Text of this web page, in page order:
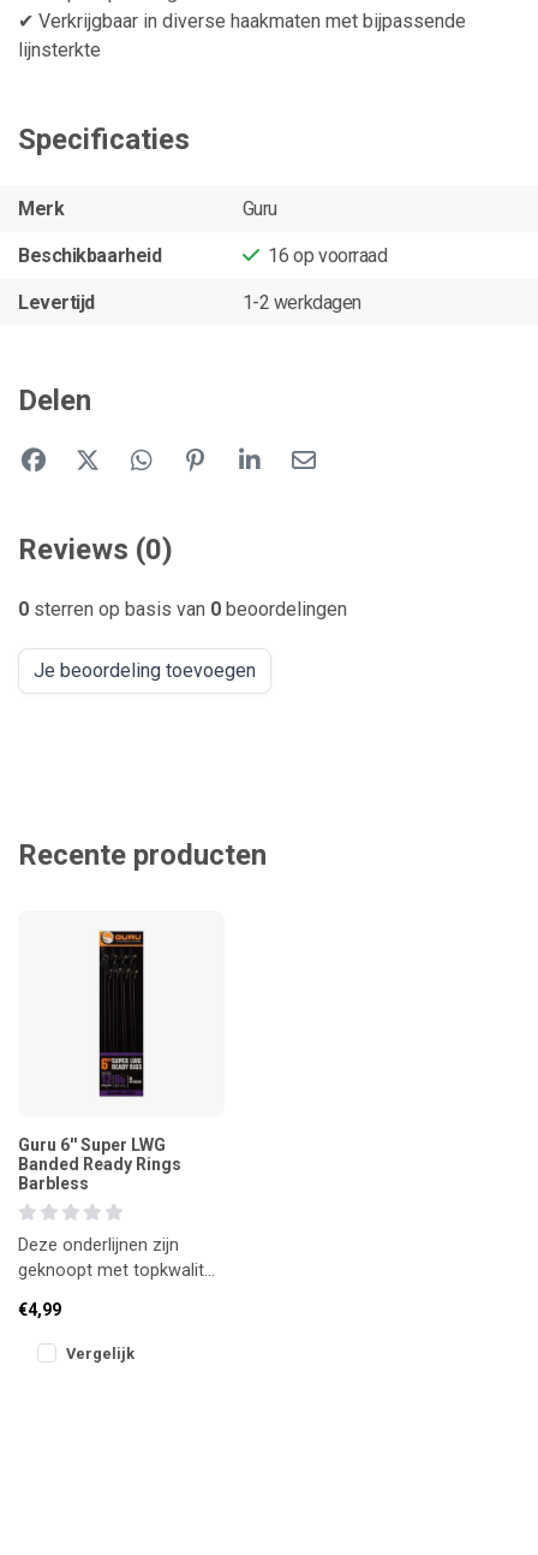
✔ Verkrijgbaar in diverse haakmaten met bijpassende
lijnsterkte
Specificaties
Merk Guru
Beschikbaarheid 16 op voorraad
Levertijd 1-2 werkdagen
Delen
Reviews (0)
0 sterren op basis van 0 beoordelingen
Je beoordeling toevoegen
Recente producten
Guru 6'' Super LWG
Banded Ready Rings
Barbless
Deze onderlijnen zijn
geknoopt met topkwaliteit
voorzien van een PTFE-
gecoate, weer
€4,99
Vergelijk